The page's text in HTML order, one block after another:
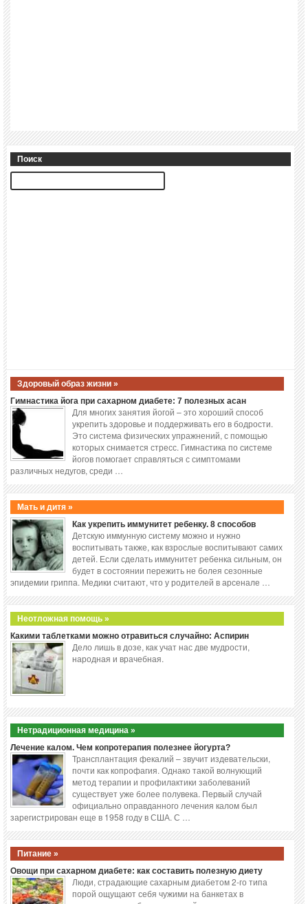
Поиск
Здоровый образ жизни »
Гимнастика йога при сахарном диабете: 7 полезных асан
Для многих занятия йогой – это хороший способ
укрепить здоровье и поддерживать его в бодрости.
Это система физических упражнений, с помощью
которых снимается стресс. Гимнастика по системе
йогов помогает справляться с симптомами
различных недугов, среди …
Мать и дитя »
Как укрепить иммунитет ребенку. 8 способов
Детскую иммунную систему можно и нужно
воспитывать также, как взрослые воспитывают самих
детей. Если сделать иммунитет ребенка сильным, он
будет в состоянии пережить не болея сезонные
эпидемии гриппа. Медики считают, что у родителей в арсенале …
Неотложная помощь »
Какими таблетками можно отравиться случайно: Аспирин
Дело лишь в дозе, как учат нас две мудрости,
народная и врачебная.
Нетрадиционная медицина »
Лечение калом. Чем копротерапия полезнее йогурта?
Трансплантация фекалий – звучит издевательски,
почти как копрофагия. Однако такой волнующий
метод терапии и профилактики заболеваний
существует уже более полувека. Первый случай
официально оправданного лечения калом был
зарегистрирован еще в 1958 году в США. С …
Питание »
Овощи при сахарном диабете: как составить полезную диету
Люди, страдающие сахарным диабетом 2-го типа
порой ощущают себя чужими на банкетах в